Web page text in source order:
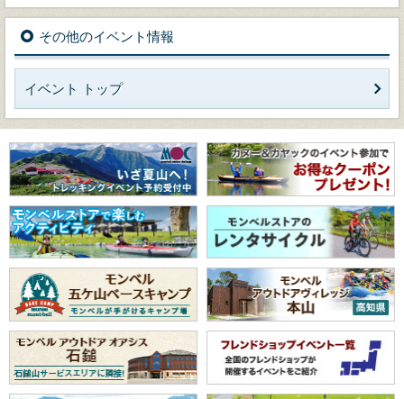
その他のイベント情報
イベント トップ